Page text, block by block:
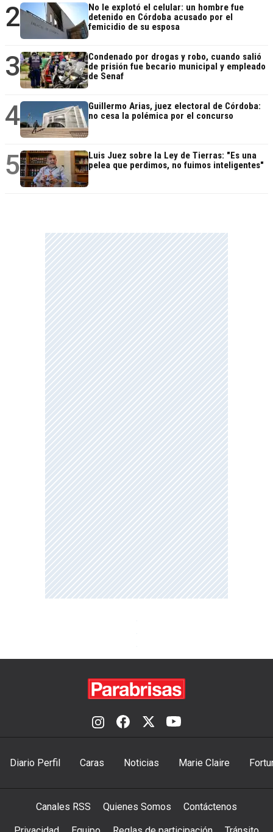
2
No le explotó el celular: un hombre fue
detenido en Córdoba acusado por el
femicidio de su esposa
3
Condenado por drogas y robo, cuando salió
de prisión fue becario municipal y empleado
de Senaf
4
Guillermo Arias, juez electoral de Córdoba:
no cesa la polémica por el concurso
5
Luis Juez sobre la Ley de Tierras: "Es una
pelea que perdimos, no fuimos inteligentes"
Diario Perfil Caras Noticias Marie Claire
Canales RSS Quienes Somos Contáctenos